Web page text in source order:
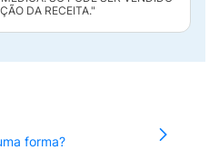
DA RECEITA."
forma?